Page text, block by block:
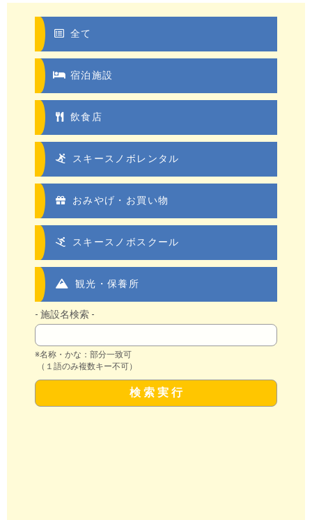
全て
宿泊施設
飲食店
スキースノボレンタル
おみやげ・お買い物
スキースノボスクール
観光・保養所